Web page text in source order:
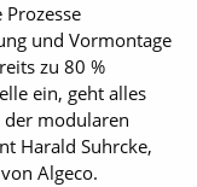
und Vormontage
zu 80 %
ein, geht alles
der modularen
Harald Suhrcke,
Algeco.